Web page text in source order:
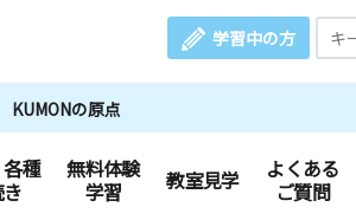
学習中の方
KUMONの原点
種
無料体験
学習
教室見学
よくある
ご質問